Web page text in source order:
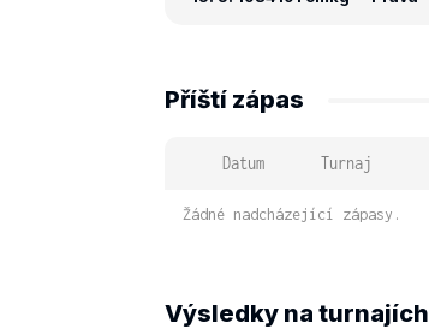
Příští zápas
Datum Turnaj
Žádné nadcházející zápasy.
Výsledky na turnajích